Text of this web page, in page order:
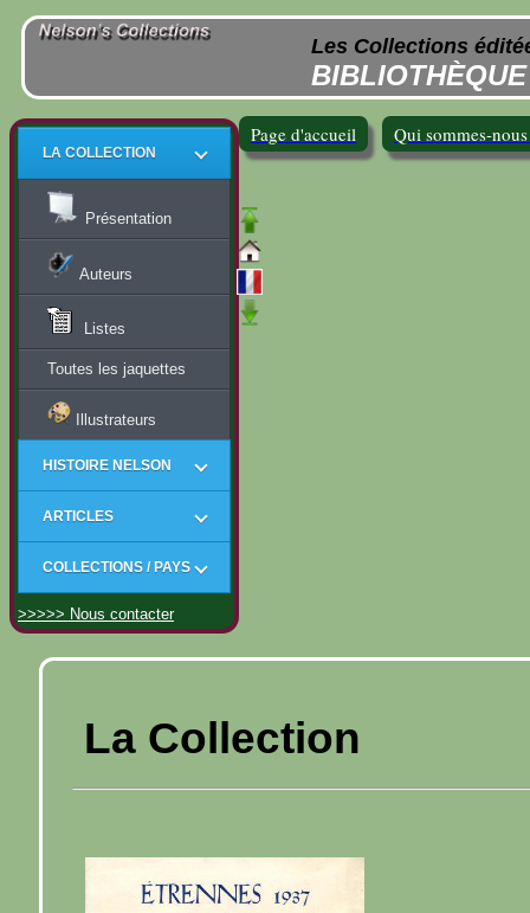
Les Collections
LA COLLECTION
Présentation
Auteurs
Listes
Toutes les jaquettes
Illustrateurs
HISTOIRE NELSON
ARTICLES
COLLECTIONS / PAYS
>>>>> Nous contacter
La Collection
Page d'accueil Qui sommes-